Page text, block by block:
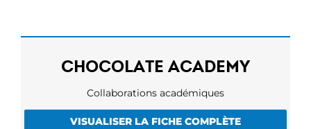
CHOCOLATE ACADEMY
Collaborations académiques
VISUALISER LA FICHE COMPLÈTE